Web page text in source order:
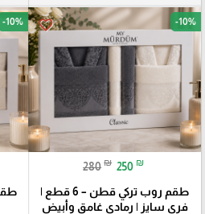
favorite_border -10%
280 ₪ 250 ₪
طقم روب تركي قطن – 6 قطع |
فري سايز | رمادي غامق وأبيض
-10%